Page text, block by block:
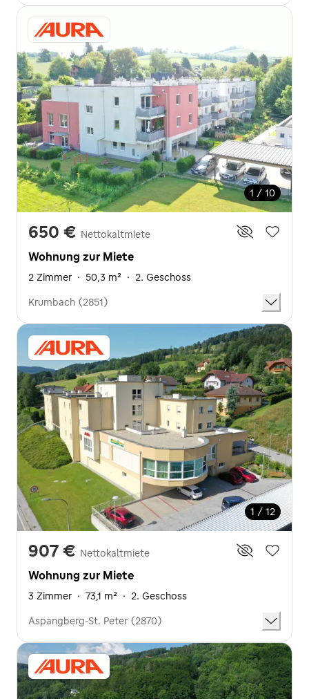
1 / 10
650 € Nettokaltmiete
Wohnung zur Miete
2 Zimmer · 50,3 m² · 2. Geschoss
Krumbach (2851)
1 / 12
907 € Nettokaltmiete
Wohnung zur Miete
3 Zimmer · 73,1 m² · 2. Geschoss
Aspangberg-St. Peter (2870)